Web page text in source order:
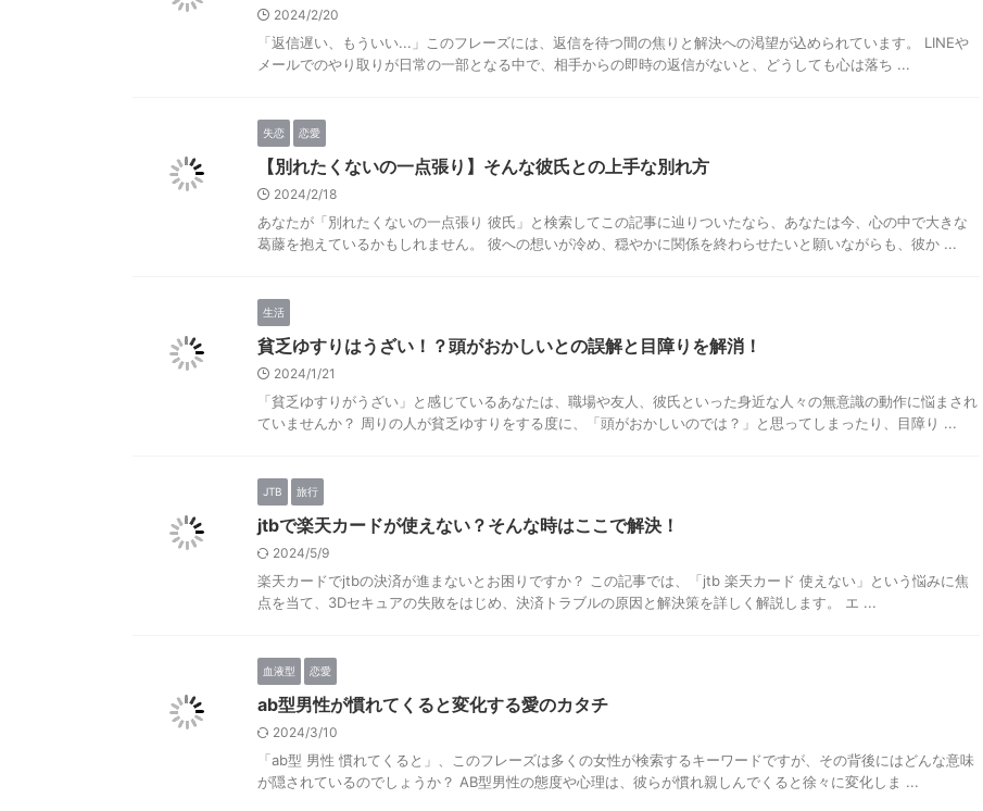
2024/2/20
「返信遅い、もういい...」このフレーズには、返信を待つ間の焦りと解決への渇望が込められています。 LINEや
メールでのやり取りが日常の一部となる中で、相手からの即時の返信がないと、どうしても心は落ち ...
失恋 恋愛
【別れたくないの一点張り】そんな彼氏との上手な別れ方
2024/2/18
あなたが「別れたくないの一点張り 彼氏」と検索してこの記事に辿りついたなら、あなたは今、心の中で大きな
葛藤を抱えているかもしれません。 彼への想いが冷め、穏やかに関係を終わらせたいと願いながらも、彼か ...
生活
貧乏ゆすりはうざい！？頭がおかしいとの誤解と目障りを解消！
2024/1/21
「貧乏ゆすりがうざい」と感じているあなたは、職場や友人、彼氏といった身近な人々の無意識の動作に悩まされ
ていませんか？ 周りの人が貧乏ゆすりをする度に、「頭がおかしいのでは？」と思ってしまったり、目障り ...
JTB 旅行
jtbで楽天カードが使えない？そんな時はここで解決！
2024/5/9
楽天カードでjtbの決済が進まないとお困りですか？ この記事では、「jtb 楽天カード 使えない」という悩みに焦
点を当て、3Dセキュアの失敗をはじめ、決済トラブルの原因と解決策を詳しく解説します。 エ ...
血液型 恋愛
ab型男性が慣れてくると変化する愛のカタチ
2024/3/10
「ab型 男性 慣れてくると」、このフレーズは多くの女性が検索するキーワードですが、その背後にはどんな意味
が隠されているのでしょうか？ AB型男性の態度や心理は、彼らが慣れ親しんでくると徐々に変化しま ...